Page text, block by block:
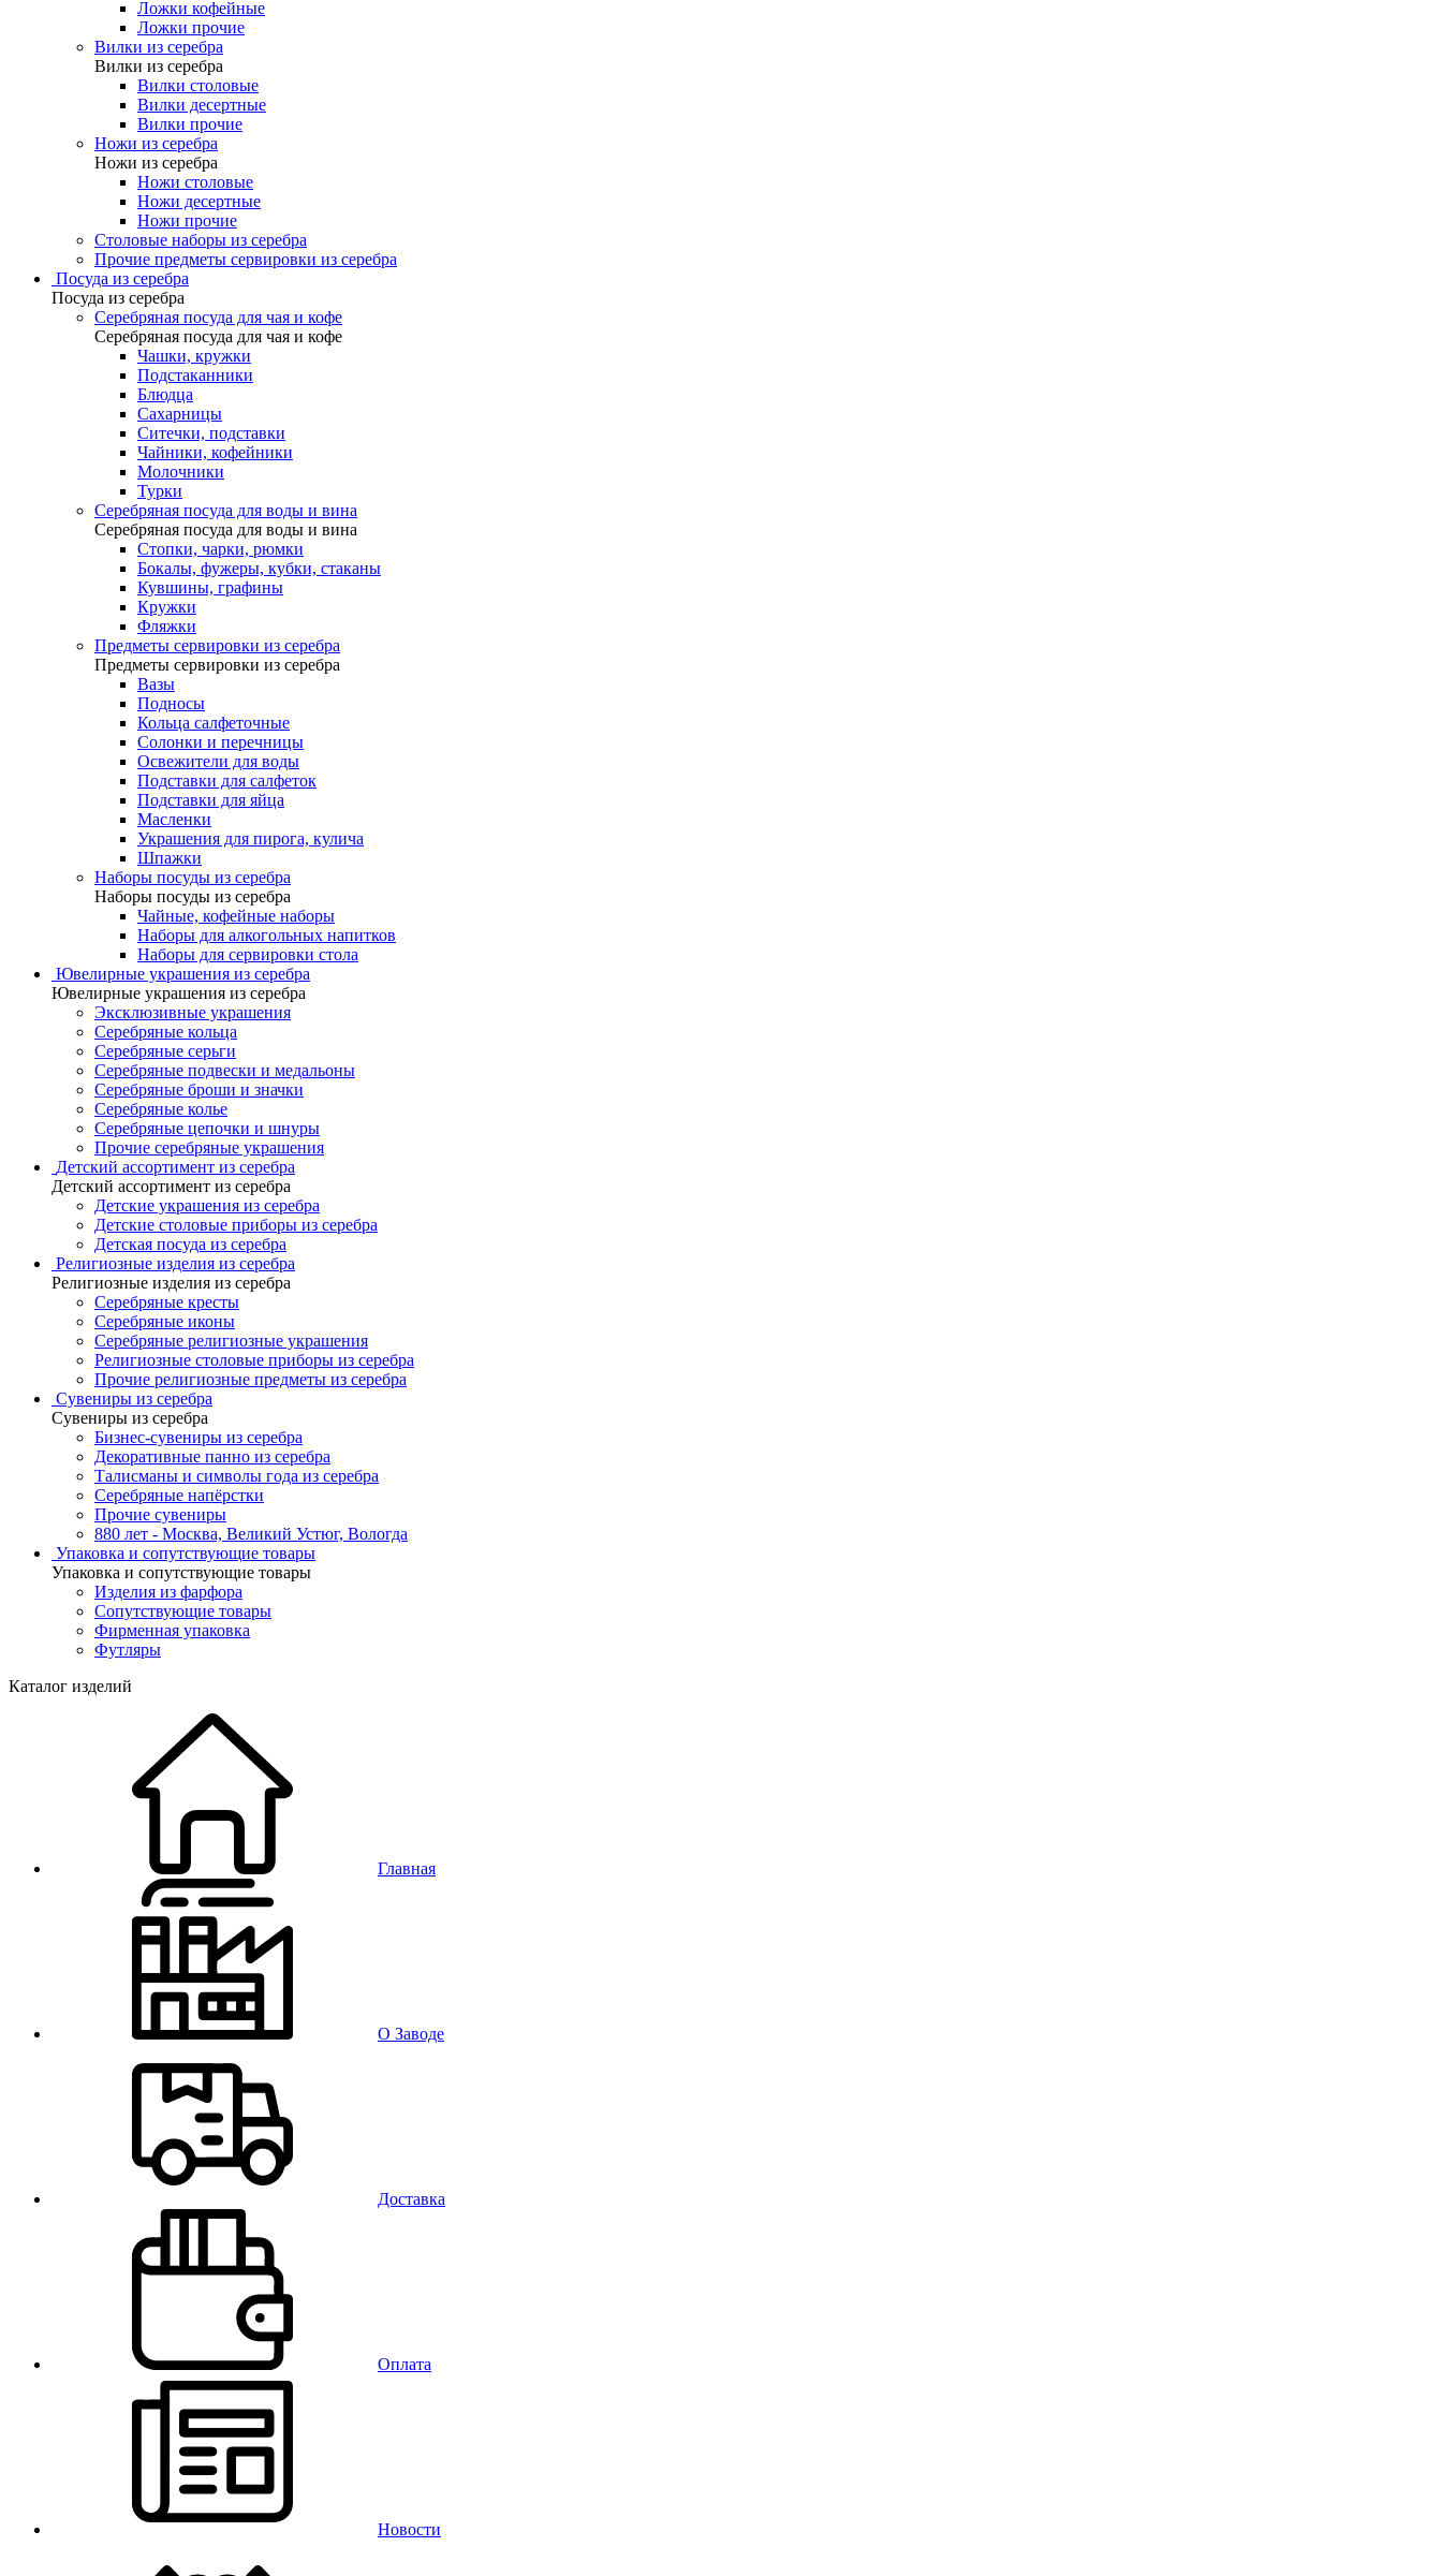
Ложки кофейные
Ложки прочие
Вилки из серебра
Вилки из серебра
Вилки столовые
Вилки десертные
Вилки прочие
Ножи из серебра
Ножи из серебра
Ножи столовые
Ножи десертные
Ножи прочие
Столовые наборы из серебра
Прочие предметы сервировки из серебра
Посуда из серебра
Посуда из серебра
Серебряная посуда для чая и кофе
Серебряная посуда для чая и кофе
Чашки, кружки
Подстаканники
Блюдца
Сахарницы
Ситечки, подставки
Чайники, кофейники
Молочники
Турки
Серебряная посуда для воды и вина
Серебряная посуда для воды и вина
Стопки, чарки, рюмки
Бокалы, фужеры, кубки, стаканы
Кувшины, графины
Кружки
Фляжки
Предметы сервировки из серебра
Предметы сервировки из серебра
Вазы
Подносы
Кольца салфеточные
Солонки и перечницы
Освежители для воды
Подставки для салфеток
Подставки для яйца
Масленки
Украшения для пирога, кулича
Шпажки
Наборы посуды из серебра
Наборы посуды из серебра
Чайные, кофейные наборы
Наборы для алкогольных напитков
Наборы для сервировки стола
Ювелирные украшения из серебра
Ювелирные украшения из серебра
Эксклюзивные украшения
Серебряные кольца
Серебряные серьги
Серебряные подвески и медальоны
Серебряные броши и значки
Серебряные колье
Серебряные цепочки и шнуры
Прочие серебряные украшения
Детский ассортимент из серебра
Детский ассортимент из серебра
Детские украшения из серебра
Детские столовые приборы из серебра
Детская посуда из серебра
Религиозные изделия из серебра
Религиозные изделия из серебра
Серебряные кресты
Серебряные иконы
Серебряные религиозные украшения
Религиозные столовые приборы из серебра
Прочие религиозные предметы из серебра
Сувениры из серебра
Сувениры из серебра
Бизнес-сувениры из серебра
Декоративные панно из серебра
Талисманы и символы года из серебра
Серебряные напёрстки
Прочие сувениры
880 лет - Москва, Великий Устюг, Вологда
Упаковка и сопутствующие товары
Упаковка и сопутствующие товары
Изделия из фарфора
Сопутствующие товары
Фирменная упаковка
Футляры
Каталог изделий
Главная
О Заводе
Доставка
Оплата
Новости